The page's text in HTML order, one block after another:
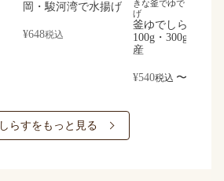
岡・駿河湾で水揚げ
¥648税込
きな釜でゆでました
げ
釜ゆでしらす｜
100g・300g｜静岡
産
¥540税込 〜
しらすをもっと見る